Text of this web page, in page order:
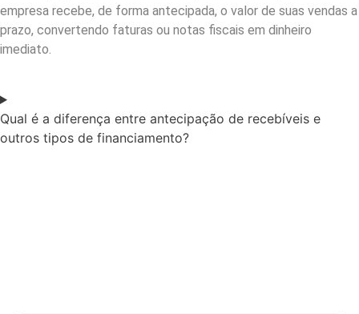
empresa recebe, de forma antecipada, o valor de suas vendas a
prazo, convertendo faturas ou notas fiscais em dinheiro
imediato.
Qual é a diferença entre antecipação de recebíveis e
outros tipos de financiamento?